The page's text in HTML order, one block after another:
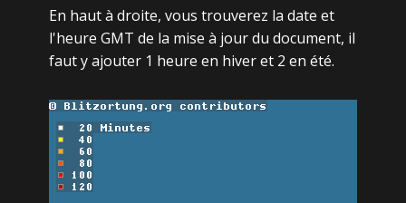
En haut à droite, vous trouverez la date et
l'heure GMT de la mise à jour du document, il
faut y ajouter 1 heure en hiver et 2 en été.